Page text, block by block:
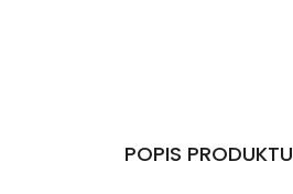
POPIS PRODUKTU